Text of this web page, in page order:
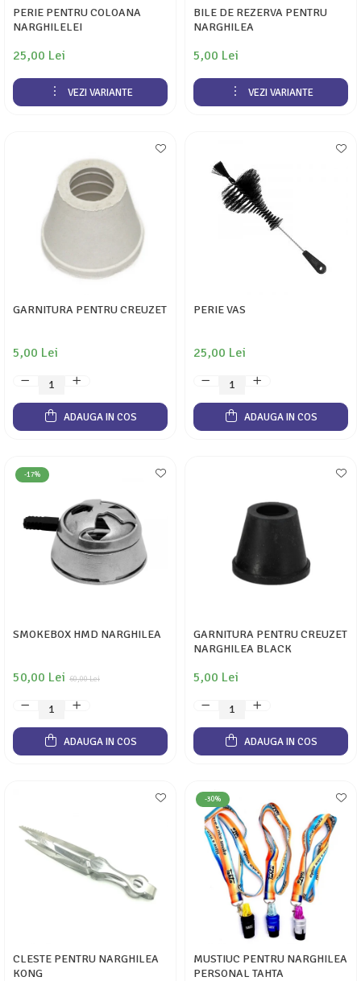
PERIE PENTRU COLOANA
NARGHILELEI
25,00 Lei
VEZI VARIANTE
BILE DE REZERVA PENTRU
NARGHILEA
5,00 Lei
VEZI VARIANTE
GARNITURA PENTRU CREUZET
5,00 Lei
ADAUGA IN COS
PERIE VAS
25,00 Lei
ADAUGA IN COS
-17%
SMOKEBOX HMD NARGHILEA
60,00 Lei
50,00 Lei
ADAUGA IN COS
GARNITURA PENTRU CREUZET
NARGHILEA BLACK
5,00 Lei
ADAUGA IN COS
CLESTE PENTRU NARGHILEA
KONG
-30%
MUSTIUC PENTRU NARGHILEA
PERSONAL TAHTA